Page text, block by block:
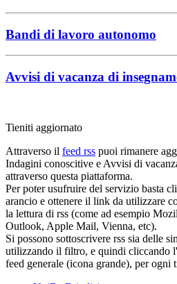
Bandi di lavoro autonomo
Avvisi di vacanza di
Tieniti aggiornato
Attraverso il feed rss puoi rimanere
Indagini conoscitive e Avvisi di
attraverso questa piattaforma.
Per poter usufruire del servizio basta
arancio e ottenere il link da utilizzare
la lettura di rss (come ad esempio
Outlook, Apple Mail, Vienna, etc).
Si possono sottoscrivere rss sia delle
utilizzando il filtro, e quindi cliccando
feed generale (icona grande), per